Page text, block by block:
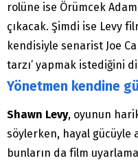
rolüne ise Örümcek
çıkacak. Şimdi ise Levy
kendisiyle senarist Joe
tarzı’ yapmak istediğini
Yönetmen kendine
Shawn Levy, oyunun
söylerken, hayal gücüyle
bunların da film